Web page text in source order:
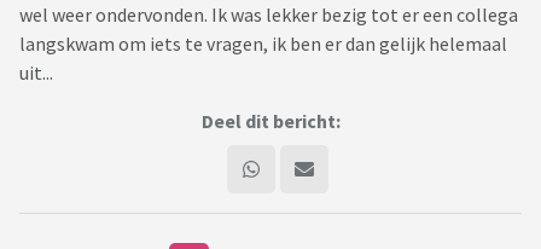
wel weer ondervonden. Ik was lekker bezig tot er een collega
langskwam om iets te vragen, ik ben er dan gelijk helemaal
uit...
Deel dit bericht: